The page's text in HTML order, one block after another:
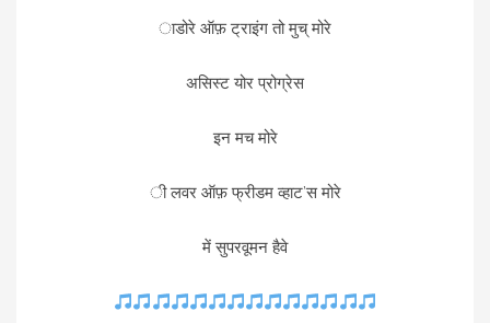
ाडोरे ऑफ़ ट्राइंग तो मुच् मोरे
असिस्ट योर प्रोग्रेस
इन मच मोरे
ी लवर ऑफ़ फ्रीडम व्हाट’स मोरे
में सुपरवूमन हैवे